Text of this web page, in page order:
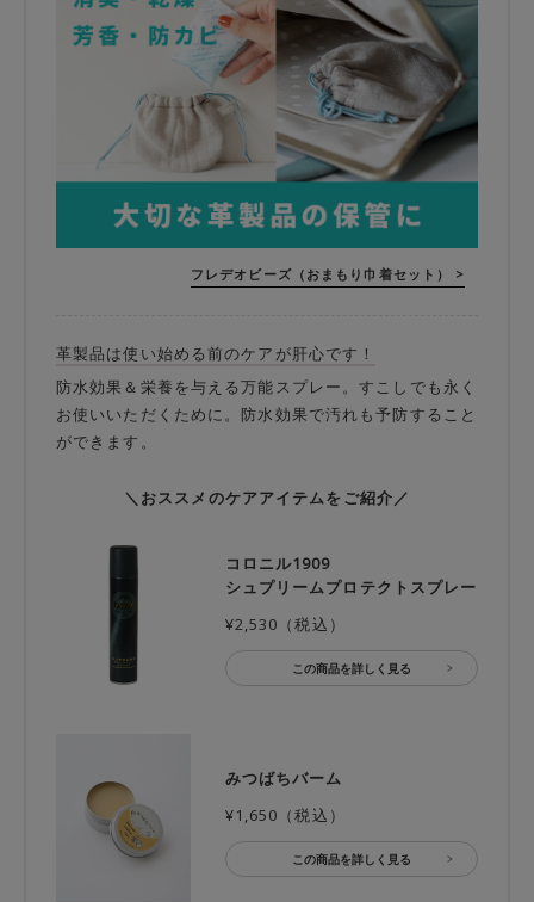
フレデオビーズ（おまもり巾着セット） >
革製品は使い始める前のケアが肝心です！
防水効果＆栄養を与える万能スプレー。すこしでも永く
お使いいただくために。防水効果で汚れも予防すること
ができます。
＼おススメのケアアイテムをご紹介／
コロニル1909
シュプリームプロテクトスプレー
¥2,530（税込）
この商品を詳しく見る
みつばちバーム
¥1,650（税込）
この商品を詳しく見る